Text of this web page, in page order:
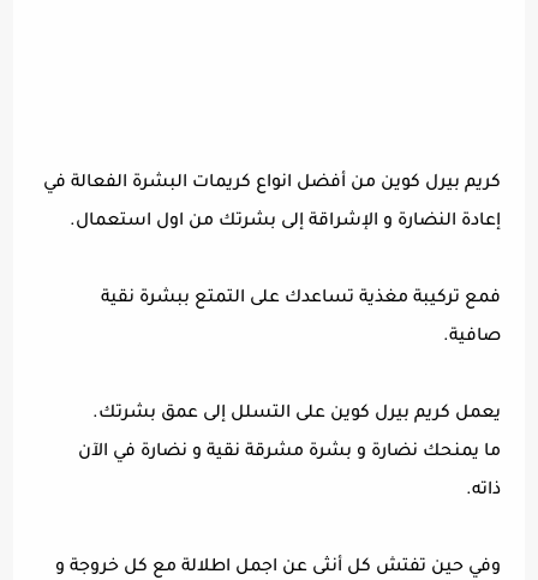
كريم بيرل كوين من أفضل انواع كريمات البشرة الفعالة في
إعادة النضارة و الإشراقة إلى بشرتك من اول استعمال.
فمع تركيبة مغذية تساعدك على التمتع ببشرة نقية
صافية.
يعمل كريم بيرل كوين على التسلل إلى عمق بشرتك.
ما يمنحك نضارة و بشرة مشرقة نقية و نضارة في الآن
ذاته.
وفي حين تفتش كل أنثى عن اجمل اطلالة مع كل خروجة و